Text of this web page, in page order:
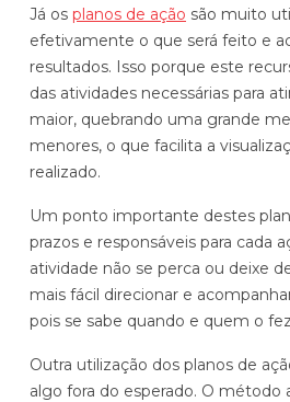
Já os planos de ação são muito
efetivamente o que será feito e
resultados. Isso porque este
das atividades necessárias para
maior, quebrando uma grande
menores, o que facilita a
realizado.
Um ponto importante destes
prazos e responsáveis para cada
atividade não se perca ou deixe
mais fácil direcionar e
pois se sabe quando e quem o
Outra utilização dos planos de
algo fora do esperado. O método